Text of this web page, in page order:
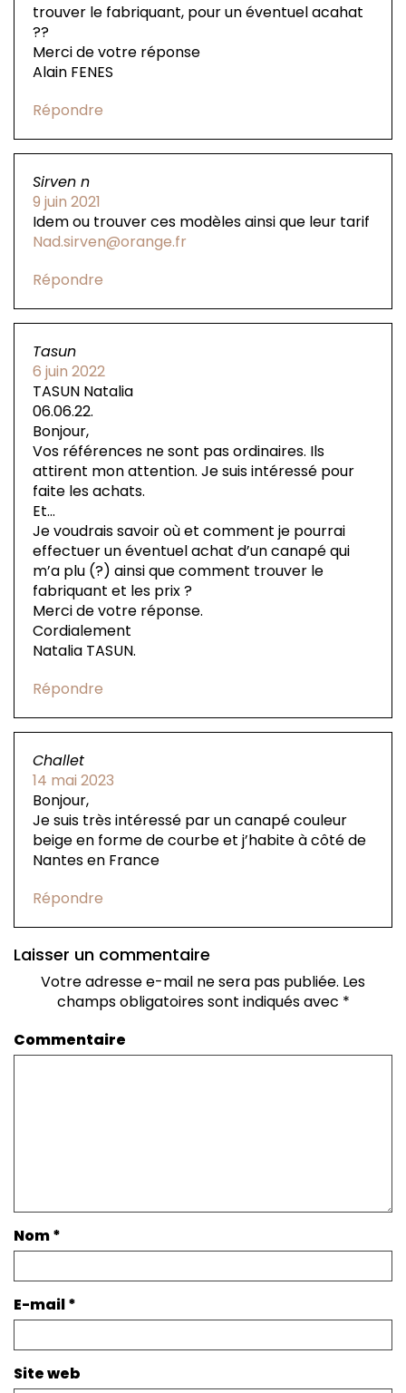
trouver le fabriquant, pour un éventuel acahat
??
Merci de votre réponse
Alain FENES
Répondre
Sirven n
9 juin 2021
Idem ou trouver ces modèles ainsi que leur tarif
Nad.sirven@orange.fr
Répondre
Tasun
6 juin 2022
TASUN Natalia
06.06.22.
Bonjour,
Vos références ne sont pas ordinaires. Ils
attirent mon attention. Je suis intéressé pour
faite les achats.
Et…
Je voudrais savoir où et comment je pourrai
effectuer un éventuel achat d’un canapé qui
m’a plu (?) ainsi que comment trouver le
fabriquant et les prix ?
Merci de votre réponse.
Cordialement
Natalia TASUN.
Répondre
Challet
14 mai 2023
Bonjour,
Je suis très intéressé par un canapé couleur
beige en forme de courbe et j’habite à côté de
Nantes en France
Répondre
Laisser un commentaire
Votre adresse e-mail ne sera pas publiée. Les
champs obligatoires sont indiqués avec *
Commentaire
Nom*
E-mail*
Site web